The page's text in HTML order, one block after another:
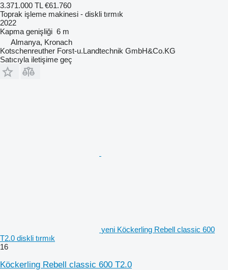
3.371.000 TL €61.760
Toprak işleme makinesi - diskli tırmık
2022
Kapma genişliği 6 m
Almanya, Kronach
Kotschenreuther Forst-u.Landtechnik GmbH&Co.KG
Satıcıyla iletişime geç
yeni Köckerling Rebell classic 600
T2.0 diskli tırmık
16
Köckerling Rebell classic 600 T2.0